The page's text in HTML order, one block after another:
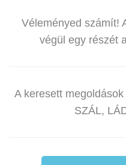
Véleményed számít!
végül egy részét
A keresett
SZÁL,